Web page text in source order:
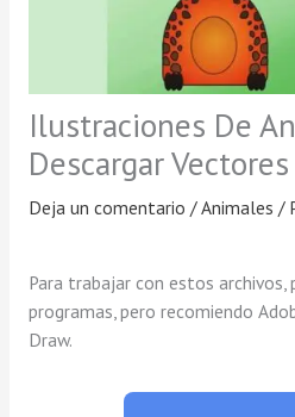
Ilustraciones De
Descargar
Deja un comentario /Animales /
Para trabajar con estos archivos,
programas, pero recomiendo
Draw.